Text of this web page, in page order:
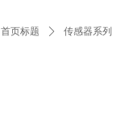
首页标题 ꄲ 传感器系列